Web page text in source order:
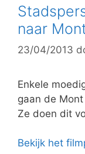
g
r
i
ë
n
naar
23/04/2013
Enkele
gaan de
Ze doen dit
Bekijk het